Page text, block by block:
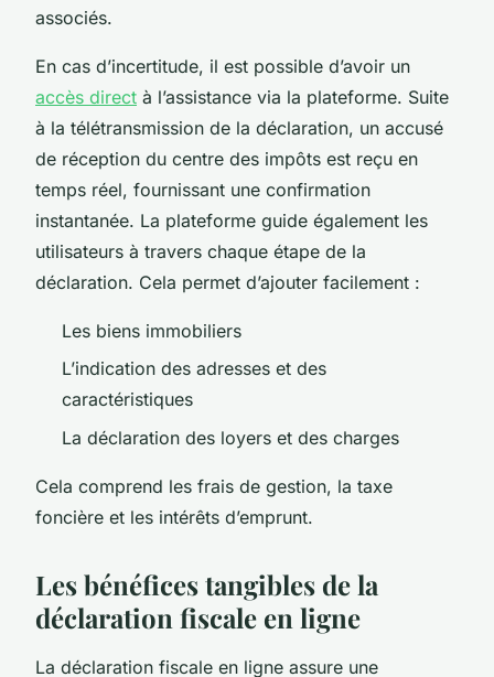
associés.
En cas d’incertitude, il est possible d’avoir un
accès direct à l’assistance via la plateforme. Suite
à la télétransmission de la déclaration, un accusé
de réception du centre des impôts est reçu en
temps réel, fournissant une confirmation
instantanée. La plateforme guide également les
utilisateurs à travers chaque étape de la
déclaration. Cela permet d’ajouter facilement :
Les biens immobiliers
L’indication des adresses et des
caractéristiques
La déclaration des loyers et des charges
Cela comprend les frais de gestion, la taxe
foncière et les intérêts d’emprunt.
Les bénéfices tangibles de la
déclaration fiscale en ligne
La déclaration fiscale en ligne assure une